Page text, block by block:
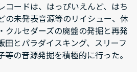
コードは、はっぴいえんど、はち
の未発表音源等のリイシュー、休
クルセダーズの廃盤の発掘と再発
田とパラダイスキング、スリーフ
の音源発掘を積極的に行った。